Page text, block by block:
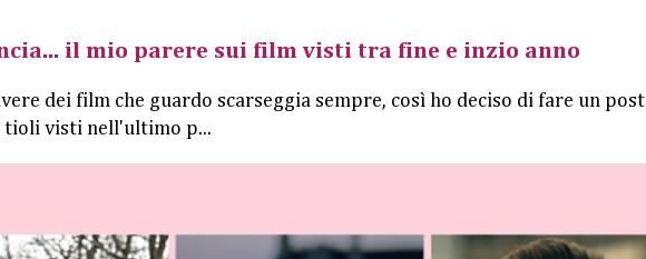
il mio parere sui film visti tra fine e inzio anno
dei film che guardo scarseggia sempre, così ho deciso di fare un post
visti nell'ultimo p...